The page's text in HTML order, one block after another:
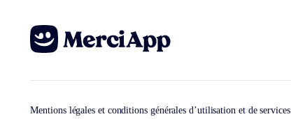
Mentions légales et conditions générales d’utilisation et de services